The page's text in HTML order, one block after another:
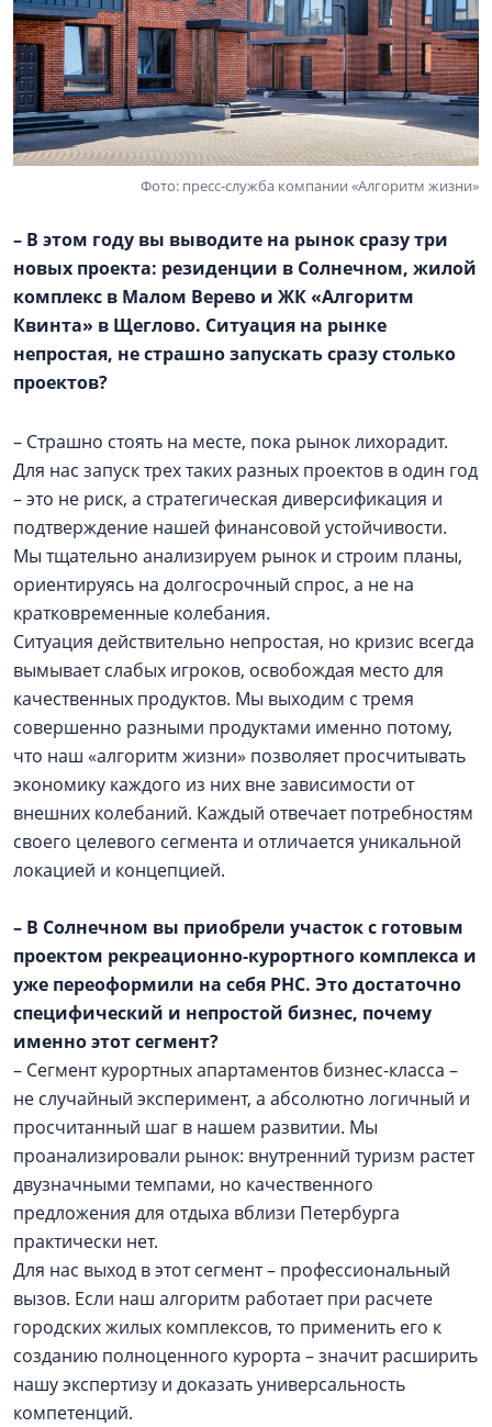
Фото: пресс-служба компании «Алгоритм жизни»
– В этом году вы выводите на рынок сразу три
новых проекта: резиденции в Солнечном, жилой
комплекс в Малом Верево и ЖК «Алгоритм
Квинта» в Щеглово. Ситуация на рынке
непростая, не страшно запускать сразу столько
проектов?
– Страшно стоять на месте, пока рынок лихорадит.
Для нас запуск трех таких разных проектов в один год
– это не риск, а стратегическая диверсификация и
подтверждение нашей финансовой устойчивости.
Мы тщательно анализируем рынок и строим планы,
ориентируясь на долгосрочный спрос, а не на
кратковременные колебания.
Ситуация действительно непростая, но кризис всегда
вымывает слабых игроков, освобождая место для
качественных продуктов. Мы выходим с тремя
совершенно разными продуктами именно потому,
что наш «алгоритм жизни» позволяет просчитывать
экономику каждого из них вне зависимости от
внешних колебаний. Каждый отвечает потребностям
своего целевого сегмента и отличается уникальной
локацией и концепцией.
– В Солнечном вы приобрели участок с готовым
проектом рекреационно-курортного комплекса и
уже переоформили на себя РНС. Это достаточно
специфический и непростой бизнес, почему
именно этот сегмент?
– Сегмент курортных апартаментов бизнес-класса –
не случайный эксперимент, а абсолютно логичный и
просчитанный шаг в нашем развитии. Мы
проанализировали рынок: внутренний туризм растет
двузначными темпами, но качественного
предложения для отдыха вблизи Петербурга
практически нет.
Для нас выход в этот сегмент – профессиональный
вызов. Если наш алгоритм работает при расчете
городских жилых комплексов, то применить его к
созданию полноценного курорта – значит расширить
нашу экспертизу и доказать универсальность
компетенций.